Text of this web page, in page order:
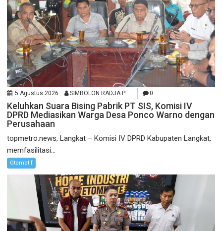
5 Agustus 2026 SIMBOLON RADJA P 0
Keluhkan Suara Bising Pabrik PT SIS, Komisi IV
DPRD Mediasikan Warga Desa Ponco Warno dengan
Perusahaan
topmetro.news, Langkat – Komisi IV DPRD Kabupaten Langkat,
memfasilitasi...
Otomotif